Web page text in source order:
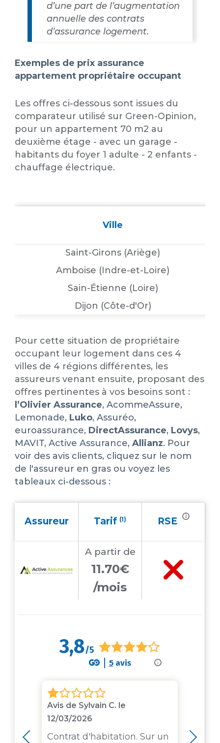
d’une part de l’augmentation
annuelle des contrats
d’assurance logement.
Exemples de prix assurance
appartement propriétaire occupant
Les offres ci-dessous sont issues du
comparateur utilisé sur Green-Opinion,
pour un appartement 70 m2 au
deuxième étage - avec un garage -
habitants du foyer 1 adulte - 2 enfants -
chauffage électrique.
Ville
Saint-Girons (Ariège)
Amboise (Indre-et-Loire)
Sain-Étienne (Loire)
Dijon (Côte-d'Or)
Pour cette situation de propriétaire
occupant leur logement dans ces 4
villes de 4 régions différentes, les
assureurs venant ensuite, proposant des
offres pertinentes à vos besoins sont :
l’Olivier Assurance, AcommeAssure,
Lemonade, Luko, Assuréo,
euroassurance, DirectAssurance, Lovys,
MAVIT, Active Assurance, Allianz. Pour
voir des avis clients, cliquez sur le nom
de l'assureur en gras ou voyez les
tableaux ci-dessous :
Assureur Tarif (1) RSE i
A partir de
11.70€
/mois
i
3,8/5
5avis
Avis de Sylvain C. le
12/03/2026
Contrat d'habitation. Sur un